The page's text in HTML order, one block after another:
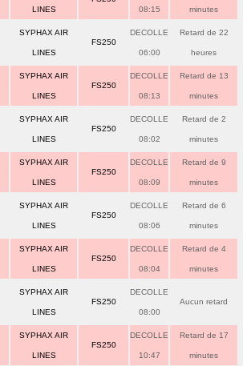
LINES 08:15 minutes
SYPHAX AIR
LINES
FS250
DECOLLE
06:00
Retard de 22
heures
SYPHAX AIR
LINES
FS250
DECOLLE
08:13
Retard de 13
minutes
SYPHAX AIR
LINES
FS250
DECOLLE
08:02
Retard de 2
minutes
SYPHAX AIR
LINES
FS250
DECOLLE
08:09
Retard de 9
minutes
SYPHAX AIR
LINES
FS250
DECOLLE
08:06
Retard de 6
minutes
SYPHAX AIR
LINES
FS250
DECOLLE
08:04
Retard de 4
minutes
SYPHAX AIR
LINES
FS250
DECOLLE
08:00
Aucun retard
SYPHAX AIR
LINES
FS250
DECOLLE
10:47
Retard de 17
minutes